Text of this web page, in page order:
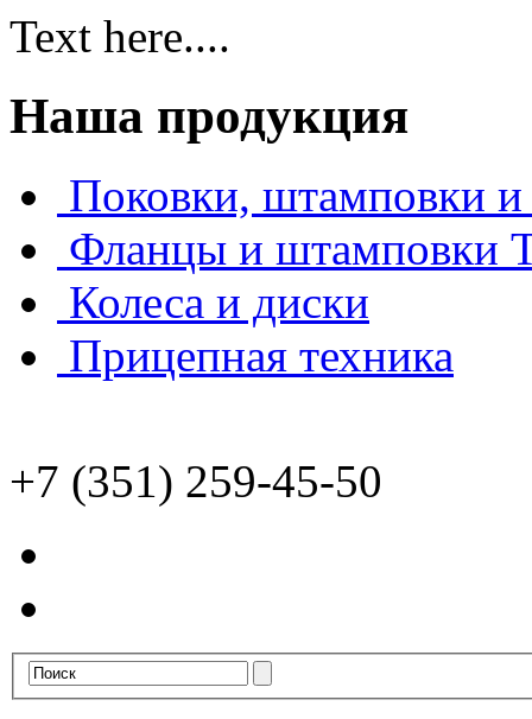
Text here....
Наша продукция
Поковки, штамповки и
Фланцы и штамповки
Колеса и диски
Прицепная техника
+7 (351) 259-45-50